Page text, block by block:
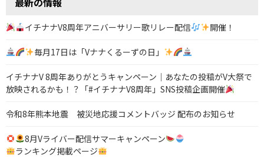
ビ
ゲ
ー
ョ
イチナナV8周年アニバーサリー歌リレー配信 開催！
毎月17日は「Vナナくるーずの日」
イチナナV 8周年ありがとうキャンペーン｜あなたの投稿がV大祭で
放映されるかも！？「#イチナナV8周年」SNS投稿企画開催
令和8年熊本地震 被災地応援コメントバッジ 配布のお知らせ
8月Vライバー配信サマーキャンペーン
ランキング掲載ページ